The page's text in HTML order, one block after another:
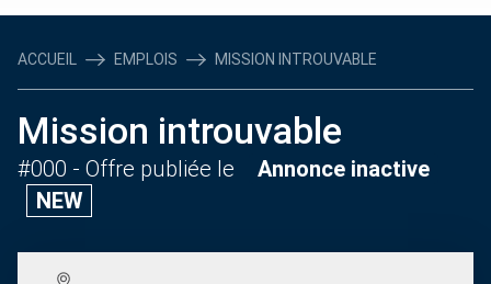
ACCUEIL EMPLOIS MISSION INTROUVABLE
Mission introuvable
#000 - Offre publiée le
Annonce inactive
NEW